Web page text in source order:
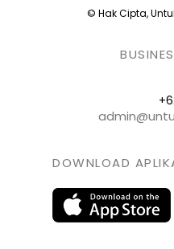
© Hak Cipta,
DOWNLOAD